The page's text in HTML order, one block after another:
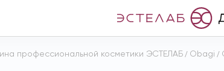
профессиональной косметики ЭСТЕЛАБ / Obagi /